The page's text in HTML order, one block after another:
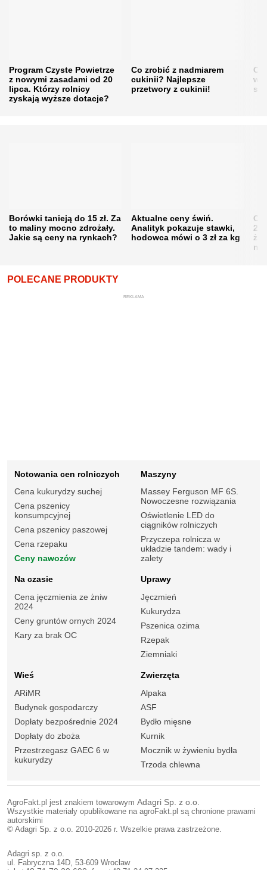
Program Czyste Powietrze
z nowymi zasadami od 20
lipca. Którzy rolnicy
zyskają wyższe dotacje?
Co zrobić z nadmiarem
cukinii? Najlepsze
przetwory z cukinii!
w
Borówki tanieją do 15 zł. Za
to maliny mocno zdrożały.
Jakie są ceny na rynkach?
Aktualne ceny świń.
Analityk pokazuje stawki,
hodowca mówi o 3 zł za kg
POLECANE PRODUKTY
REKLAMA
Notowania cen rolniczych
Cena kukurydzy suchej
Cena pszenicy
konsumpcyjnej
Cena pszenicy paszowej
Cena rzepaku
Ceny nawozów
Maszyny
Massey Ferguson MF 6S.
Nowoczesne rozwiązania
Oświetlenie LED do
ciągników rolniczych
Przyczepa rolnicza w
układzie tandem: wady i
zalety
Na czasie
Cena jęczmienia ze żniw
2024
Ceny gruntów ornych 2024
Kary za brak OC
Uprawy
Jęczmień
Kukurydza
Pszenica ozima
Rzepak
Ziemniaki
Wieś
ARiMR
Budynek gospodarczy
Dopłaty bezpośrednie 2024
Dopłaty do zboża
Przestrzegasz GAEC 6 w
kukurydzy
Zwierzęta
Alpaka
ASF
Bydło mięsne
Kurnik
Mocznik w żywieniu bydła
Trzoda chlewna
AgroFakt.pl jest znakiem towarowym Adagri Sp. z o.o.
Wszystkie materiały opublikowane na agroFakt.pl są chronione prawami
autorskimi
© Adagri Sp. z o.o. 2010-2026 r. Wszelkie prawa zastrzeżone.
Adagri sp. z o.o.
ul. Fabryczna 14D, 53-609 Wrocław